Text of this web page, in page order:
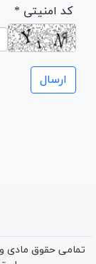
* کد امنیتی
تمامی حقوق مادی